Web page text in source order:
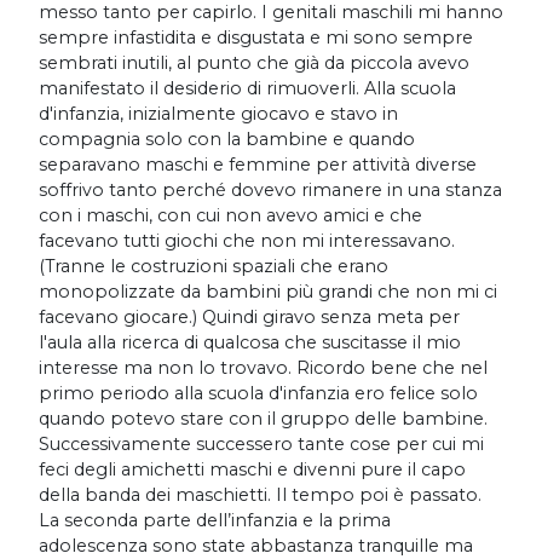
messo tanto per capirlo. I genitali maschili mi hanno
sempre infastidita e disgustata e mi sono sempre
sembrati inutili, al punto che già da piccola avevo
manifestato il desiderio di rimuoverli. Alla scuola
d'infanzia, inizialmente giocavo e stavo in
compagnia solo con la bambine e quando
separavano maschi e femmine per attività diverse
soffrivo tanto perché dovevo rimanere in una stanza
con i maschi, con cui non avevo amici e che
facevano tutti giochi che non mi interessavano.
(Tranne le costruzioni spaziali che erano
monopolizzate da bambini più grandi che non mi ci
facevano giocare.) Quindi giravo senza meta per
l'aula alla ricerca di qualcosa che suscitasse il mio
interesse ma non lo trovavo. Ricordo bene che nel
primo periodo alla scuola d'infanzia ero felice solo
quando potevo stare con il gruppo delle bambine.
Successivamente successero tante cose per cui mi
feci degli amichetti maschi e divenni pure il capo
della banda dei maschietti. Il tempo poi è passato.
La seconda parte dell’infanzia e la prima
adolescenza sono state abbastanza tranquille ma